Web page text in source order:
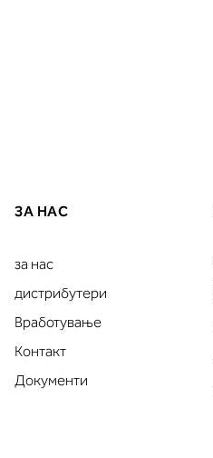
ЗА НАС
за нас
дистрибутери
Вработување
Контакт
Документи